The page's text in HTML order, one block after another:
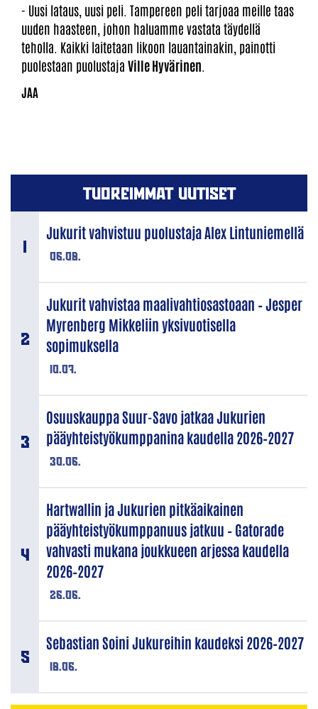
- Uusi lataus, uusi peli. Tampereen peli tarjoaa meille taas
uuden haasteen, johon haluamme vastata täydellä
teholla. Kaikki laitetaan likoon lauantainakin, painotti
puolestaan puolustaja Ville Hyvärinen
TUOREIMMAT UUTISET
06.08.
Jukurit vahvistuu puolustaja Alex Lintuniemellä
10.07.
Jukurit vahvistaa maalivahtiosastoaan – Jesper
Myrenberg Mikkeliin yksivuotisella
sopimuksella
30.06.
Osuuskauppa Suur-Savo jatkaa Jukurien
pääyhteistyökumppanina kaudella 2026–2027
26.06.
Hartwallin ja Jukurien pitkäaikainen
pääyhteistyökumppanuus jatkuu – Gatorade
vahvasti mukana joukkueen arjessa kaudella
2026–2027
18.06.
Sebastian Soini Jukureihin kaudeksi 2026–2027